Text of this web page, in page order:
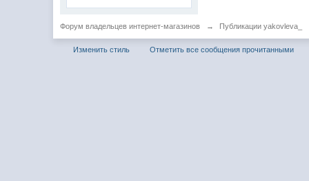
Форум владельцев интернет-магазинов → Публикации yakovleva_
Изменить стиль Отметить все сообщения прочитанными